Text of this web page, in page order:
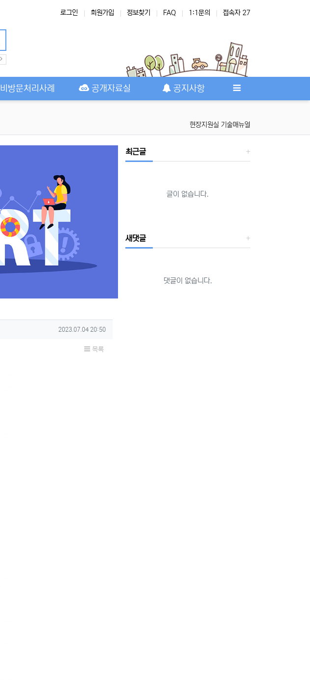
로그인 회원가입 정보찾기 FAQ 1:1문의 접속자 27
비방문처리사례 공개자료실 공지사항
현장지원실 기술매뉴얼
작성일
2023.07.04 20:50
목록
최근글
글이 없습니다.
새댓글
댓글이 없습니다.